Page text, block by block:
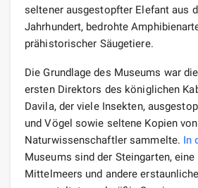
seltener ausgestopfter Elefant aus
Jahrhundert, bedrohte
prähistorischer Säugetiere.
Die Grundlage des Museums war
ersten Direktors des königlichen
Davila, der viele Insekten,
und Vögel sowie seltene Kopien
Naturwissenschaftler sammelte. In
Museums sind der Steingarten, eine
Mittelmeers und andere erstaunliche